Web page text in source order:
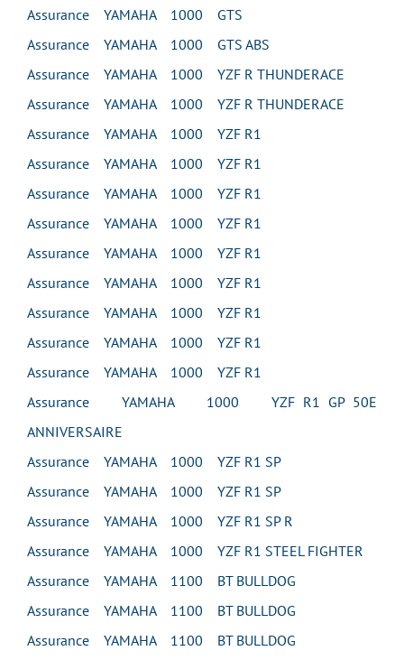
Assurance YAMAHA 1000 GTS
Assurance YAMAHA 1000 GTS ABS
Assurance YAMAHA 1000 YZF R THUNDERACE
Assurance YAMAHA 1000 YZF R THUNDERACE
Assurance YAMAHA 1000 YZF R1
Assurance YAMAHA 1000 YZF R1
Assurance YAMAHA 1000 YZF R1
Assurance YAMAHA 1000 YZF R1
Assurance YAMAHA 1000 YZF R1
Assurance YAMAHA 1000 YZF R1
Assurance YAMAHA 1000 YZF R1
Assurance YAMAHA 1000 YZF R1
Assurance YAMAHA 1000 YZF R1
Assurance YAMAHA 1000 YZF R1 GP 50E
ANNIVERSAIRE
Assurance YAMAHA 1000 YZF R1 SP
Assurance YAMAHA 1000 YZF R1 SP
Assurance YAMAHA 1000 YZF R1 SP R
Assurance YAMAHA 1000 YZF R1 STEEL FIGHTER
Assurance YAMAHA 1100 BT BULLDOG
Assurance YAMAHA 1100 BT BULLDOG
Assurance YAMAHA 1100 BT BULLDOG